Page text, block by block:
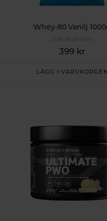
Whey-80 Vanilj
Star Nutrition
399 kr
LÄGG I VARUKORGEN